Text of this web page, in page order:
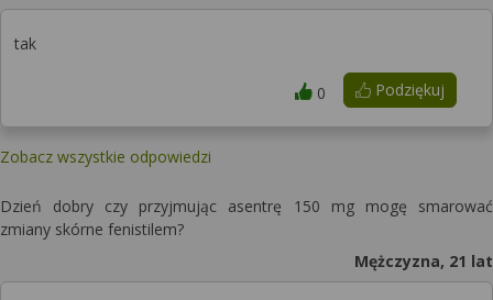
tak
Podziękuj
0
Zobacz wszystkie odpowiedzi
Dzień dobry czy przyjmując asentrę 150 mg mogę smarować
zmiany skórne fenistilem?
Mężczyzna, 21 lat